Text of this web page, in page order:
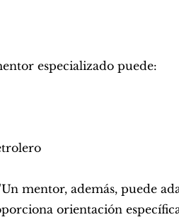
especializado puede:
mentor, además, puede
orientación